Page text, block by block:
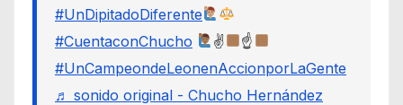
#UnDipitadoDiferente
#CuentaconChucho
✌
☝
#UnCampeondeLeonenAccionporLaGente
♬ sonido original - Chucho Hernández